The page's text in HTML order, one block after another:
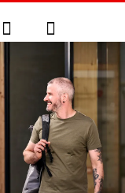
Suche Anmelden